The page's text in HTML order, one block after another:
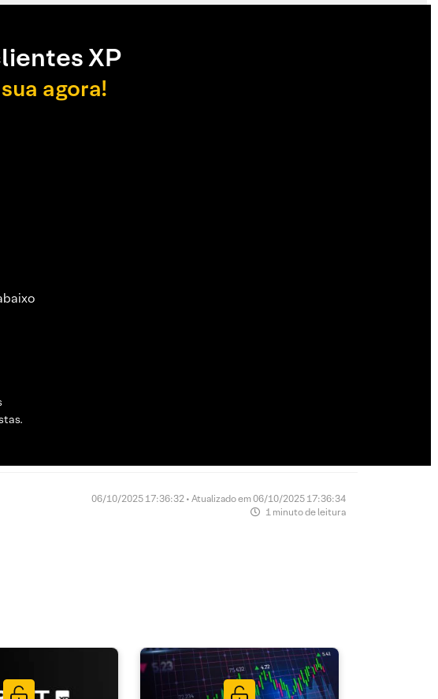
XP
agora!
06/10/2025 17:36:32 • Atualizado em 06/10/2025 17:36:34
1 minuto de leitura